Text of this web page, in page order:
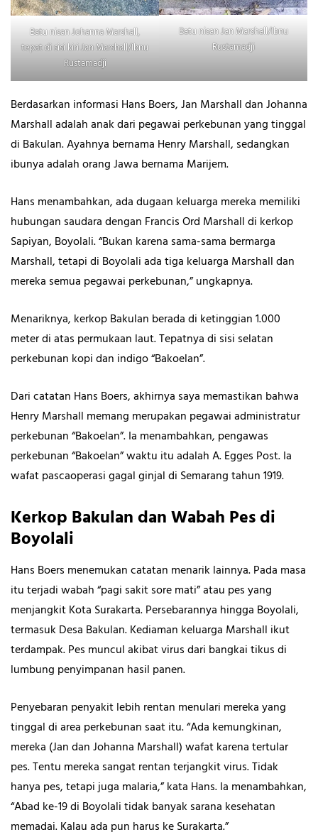
Batu nisan Johanna Marshall,
tepat di sisi kiri Jan Marshall/Ibnu
Rustamadji
Batu nisan Jan Marshall/Ibnu
Rustamadji
Berdasarkan informasi Hans Boers, Jan Marshall dan Johanna
Marshall adalah anak dari pegawai perkebunan yang tinggal
di Bakulan. Ayahnya bernama Henry Marshall, sedangkan
ibunya adalah orang Jawa bernama Marijem.
Hans menambahkan, ada dugaan keluarga mereka memiliki
hubungan saudara dengan Francis Ord Marshall di kerkop
Sapiyan, Boyolali. “Bukan karena sama-sama bermarga
Marshall, tetapi di Boyolali ada tiga keluarga Marshall dan
mereka semua pegawai perkebunan,” ungkapnya.
Menariknya, kerkop Bakulan berada di ketinggian 1.000
meter di atas permukaan laut. Tepatnya di sisi selatan
perkebunan kopi dan indigo “Bakoelan”.
Dari catatan Hans Boers, akhirnya saya memastikan bahwa
Henry Marshall memang merupakan pegawai administratur
perkebunan “Bakoelan”. Ia menambahkan, pengawas
perkebunan “Bakoelan” waktu itu adalah A. Egges Post. Ia
wafat pascaoperasi gagal ginjal di Semarang tahun 1919.
Kerkop Bakulan dan Wabah Pes di
Boyolali
Hans Boers menemukan catatan menarik lainnya. Pada masa
itu terjadi wabah “pagi sakit sore mati” atau pes yang
menjangkit Kota Surakarta. Persebarannya hingga Boyolali,
termasuk Desa Bakulan. Kediaman keluarga Marshall ikut
terdampak. Pes muncul akibat virus dari bangkai tikus di
lumbung penyimpanan hasil panen.
Penyebaran penyakit lebih rentan menulari mereka yang
tinggal di area perkebunan saat itu. “Ada kemungkinan,
mereka (Jan dan Johanna Marshall) wafat karena tertular
pes. Tentu mereka sangat rentan terjangkit virus. Tidak
hanya pes, tetapi juga malaria,” kata Hans. Ia menambahkan,
“Abad ke-19 di Boyolali tidak banyak sarana kesehatan
memadai. Kalau ada pun harus ke Surakarta.”